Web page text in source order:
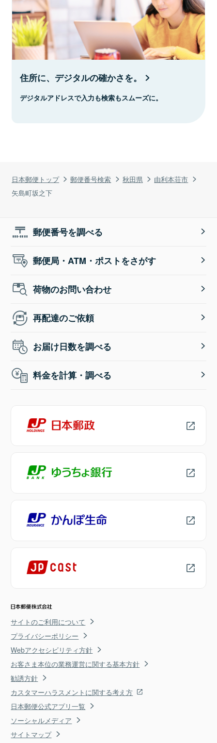
日本郵便トップ 郵便番号検索 秋田県
由利本荘市
矢島町坂之下
住所に、デジタルの確かさを。
デジタルアドレスで入力も検索もスムーズに。
郵便番号を調べる
郵便局・ATM・ポストをさがす
荷物のお問い合わせ
再配達のご依頼
お届け日数を調べる
料金を計算・調べる
サイトのご利用について
プライバシーポリシー
Webアクセシビリティ方針
お客さま本位の業務運営に関する基本方針
勧誘方針
カスタマーハラスメントに関する考え方
日本郵便公式アプリ一覧
ソーシャルメディア
サイトマップ